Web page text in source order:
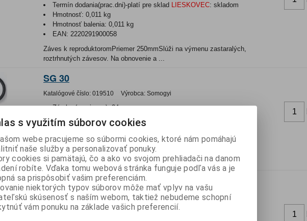
Termín dodania(prac.dni)-platí pre sklad LIESKOVEC: skladom
Hmotnosť: 0,011 kg
Hmotnosť balenia: 0,011 kg
EAN: 2220291900058
Záves k reproduktoromPriemer 250mmSlúži na výmenu zastaralých,
roztrhnutých závesov. Na obnovenie a ...
SG 30
Katalógové číslo: 019510 Výrobca: Somogyi
Záruka (mesiacov):24
Termín dodania(prac.dni)-platí pre sklad
Hmotnosť:0,015 kg
Hmotnosť balenia:0,015 kg
Záves k reproduktorom Priemer 300mmSlúži na výmenu zastaralých,
roztrhnutých závesov. Na obnovenie a...
CP-5/SW
Katalógové číslo:0118064 Výrobca:Monacor
Záruka (mesiacov): 24
s využitím súborov cookies
webe pracujeme so súbormi cookies, ktoré nám pomáhajú
naše služby a personalizovať ponuky.
cookies si pamätajú, čo a ako vo svojom prehliadači na danom
robíte. Vďaka tomu webová stránka funguje podľa vás a je
sa prispôsobiť vašim preferenciám.
niektorých typov súborov môže mať vplyv na vašu
skúsenosť s naším webom, taktiež nebudeme schopní
vám ponuku na základe vašich preferencií.